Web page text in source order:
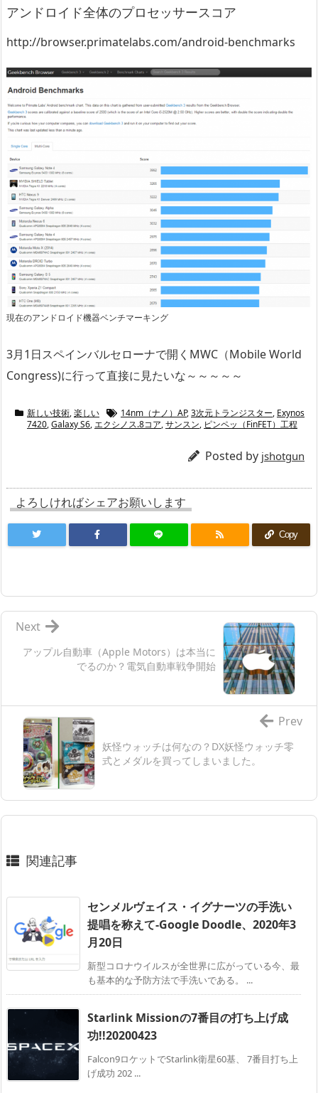
アンドロイド全体のプロセッサースコア
http://browser.primatelabs.com/android-benchmarks
現在のアンドロイド機器ベンチマーキング
3月1日スペインバルセローナで開くMWC（Mobile World
Congress)に行って直接に見たいな～～～～～
新しい技術,楽しい 14nm（ナノ）AP,3次元トランジスター, Exynos
7420,Galaxy S6,エクシノス.8コア,サンスン, ピンペッ（FinFET）工程
Posted by jshotgun
よろしければシェアお願いします
Copy
アップル自動車（Apple Motors）は本当に
でるのか？電気自動車戦争開始
Next
妖怪ウォッチは何なの？DX妖怪ウォッチ零
式とメダルを買ってしまいました。
Prev
関連記事
センメルヴェイス・イグナーツの手洗い
提唱を称えて-Google Doodle、2020年3
月20日
新型コロナウイルスが全世界に広がっている今、最
も基本的な予防方法で手洗いである。 ...
Starlink Missionの7番目の打ち上げ成
功!!20200423
Falcon9ロケットでStarlink衛星60基、 7番目打ち上
げ成功 202 ...